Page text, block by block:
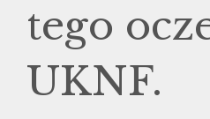
tego
UKNF.